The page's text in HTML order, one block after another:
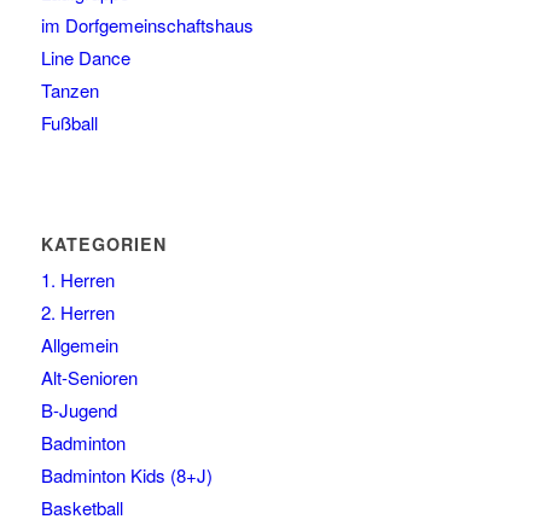
im Dorfgemeinschaftshaus
Line Dance
Tanzen
Fußball
KATEGORIEN
1. Herren
2. Herren
Allgemein
Alt-Senioren
B-Jugend
Badminton
Badminton Kids (8+J)
Basketball